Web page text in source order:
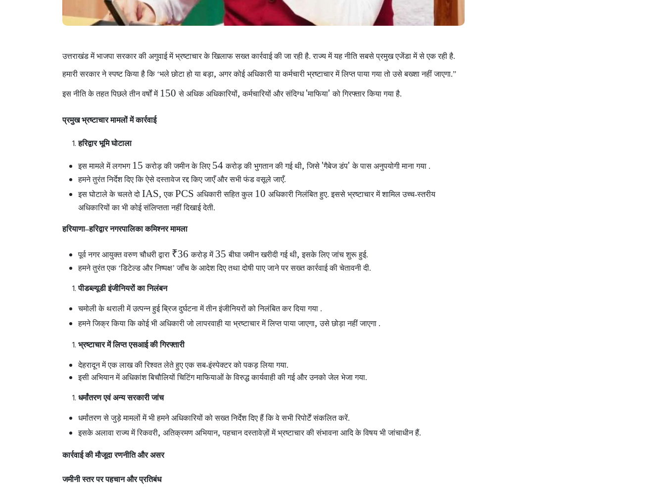
उत्तराखंड में भाजपा सरकार की अगुवाई में भ्रष्टाचार के खिलाफ सख्त कार्रवाई की जा रही है. राज्य में यह नीति सबसे प्रमुख एजेंडा में से एक रही है.
हमारी सरकार ने स्पष्ट किया है कि ‘भले छोटा हो या बड़ा, अगर कोई अधिकारी या कर्मचारी भ्रष्टाचार में लिप्त पाया गया तो उसे बख्शा नहीं जाएगा.”
इस नीति के तहत पिछले तीन वर्षों में 150से अधिक अधिकारियों,कर्मचारियों और संदिग्ध 'माफिया'को गिरफ्तार किया गया है.
प्रमुख भ्रष्टाचार मामलों में कार्रवाई
हरिद्वार भूमि घोटाला
इस मामले में लगभग 15करोड़ की जमीन के लिए 54करोड़ की भुगतान की गई थी,जिसे 'गैबेज डंप'के पास अनुपयोगी माना गया .
हमने तुरंत निर्देश दिए कि ऐसे दस्तावेज रद्द किए जाएँ और सभी फंड वसूले जाएँ.
इस घोटाले के चलते दो IAS,एकPCS अधिकारी सहित कुल 10 अधिकारी निलंबित हुए. इससे भ्रष्टाचार में शामिल उच्च-स्तरीय
अधिकारियों का भी कोई संलिप्तता नहीं दिखाई देती.
हरियाणा–हरिद्वार नगरपालिका कमिश्नर मामला
पूर्व नगर आयुक्त वरुण चौधरी द्वारा ₹36करोड़ में 35बीघा जमीन खरीदी गई थी,इसके लिए जांच शुरू हुई.
हमने तुरंत एक ‘डिटेल्ड और निष्पक्ष’ जाँच के आदेश दिए तथा दोषी पाए जाने पर सख्त कार्रवाई की चेतावनी दी.
पीडब्ल्यूडी इंजीनियरों का निलंबन
चमोली के थराली में उत्पन्न हुई ब्रिज दुर्घटना में तीन इंजीनियरों को निलंबित कर दिया गया .
हमने जिक्र किया कि कोई भी अधिकारी जो लापरवाही या भ्रष्टाचार में लिप्त पाया जाएगा,उसे छोड़ा नहीं जाएगा .
भ्रष्टाचार में लिप्त एसआई की गिरफ्तारी
देहरादून में एक लाख की रिश्वत लेते हुए एक सब-इंस्पेक्टर को पकड़ लिया गया.
इसी अभियान में अधिकांश बिचौलियों चिटिंग माफियाओं के विरुद्ध कार्यवाही की गई और उनको जेल भेजा गया.
धर्मांतरण एवं अन्य सरकारी जांच
धर्मांतरण से जुड़े मामलों में भी हमने अधिकारियों को सख्त निर्देश दिए हैं कि वे सभी रिपोर्टें संकलित करें.
इसके अलावा राज्य में रिकवरी, अतिक्रमण अभियान,पहचान दस्तावेज़ों में भ्रष्टाचार की संभावना आदि के विषय भी जांचाधीन हैं.
कार्रवाई की मौजूदा रणनीति और असर
जमीनी स्तर पर पहचान और प्रतिबंध